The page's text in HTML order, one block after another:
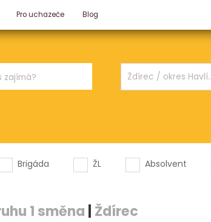
Pro uchazeče Blog
Brigáda ŽL Absolvent
1 směna Ždírec